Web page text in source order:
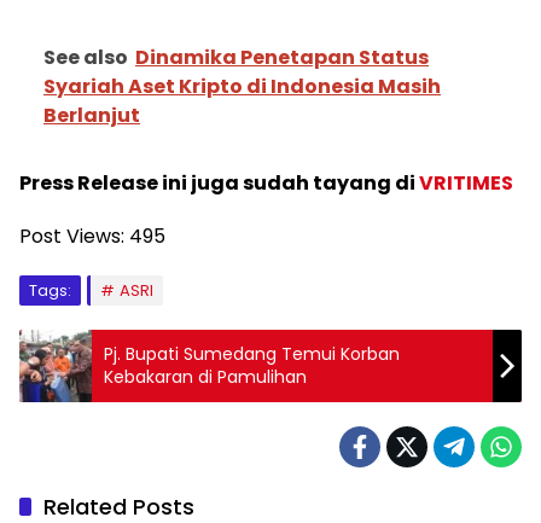
See also Dinamika Penetapan Status
Syariah Aset Kripto di Indonesia Masih
Berlanjut
Press Release ini juga sudah tayang diVRITIMES
Post Views: 495
Tags: ASRI
Pj. Bupati Sumedang Temui Korban
Kebakaran di Pamulihan
Related Posts